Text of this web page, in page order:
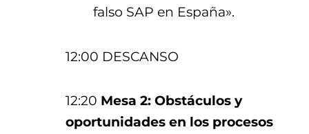
falso SAP en España».
12:00 DESCANSO
12:20 Mesa 2: Obstáculos y
oportunidades en los procesos